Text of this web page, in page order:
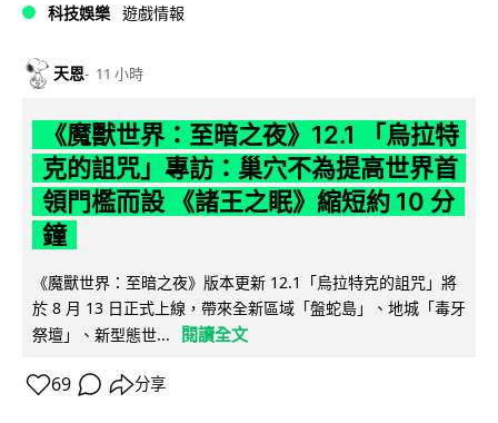
科技娛樂 遊戲情報
天恩 11 小時
《魔獸世界：至暗之夜》12.1 「烏拉特
克的詛咒」專訪：巢穴不為提高世界首
領門檻而設 《諸王之眠》縮短約 10 分
鐘
《魔獸世界：至暗之夜》版本更新 12.1「烏拉特克的詛咒」將
於 8 月 13 日正式上線，帶來全新區域「盤蛇島」、地城「毒牙
祭壇」、新型態世...
閱讀全文
69 分享